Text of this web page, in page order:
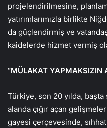
projelendirilmesine,
yatırımlarımızla birlikte
da güçlendirmiş ve
kaidelerde hizmet vermiş
“MÜLAKAT YAPMAKSIZIN
Türkiye, son 20 yılda,
alanda çığır açan
gayesi çerçevesinde,